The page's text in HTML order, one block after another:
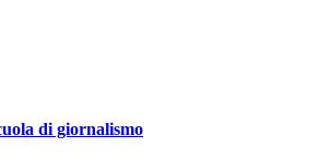
di giornalismo